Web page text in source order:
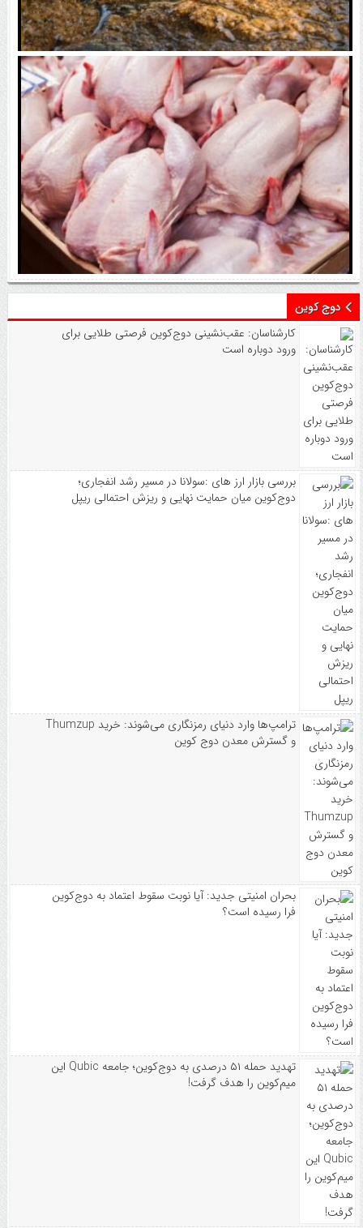
جزئیات آمار جدید فلزات اساسی / طلا صدرنشین رشد
تولید شد
چراغ سبز به صادرات گوشت مرغ / قیمت‌ها در بازار
دوج کوین
کارشناسان: عقب‌نشینی دوج‌کوین فرصتی طلایی برای
ورود دوباره است
بررسی بازار ارز های :سولانا در مسیر رشد انفجاری؛
دوج‌کوین میان حمایت نهایی و ریزش احتمالی ریپل
ترامپ‌ها وارد دنیای رمزنگاری می‌شوند: خرید Thumzup
و گسترش معدن دوج کوین
بحران امنیتی جدید: آیا نوبت سقوط اعتماد به دوج‌کوین
فرا رسیده است؟
تهدید حمله ۵۱ درصدی به دوج‌کوین؛ جامعه Qubic این
میم‌کوین را هدف گرفت!